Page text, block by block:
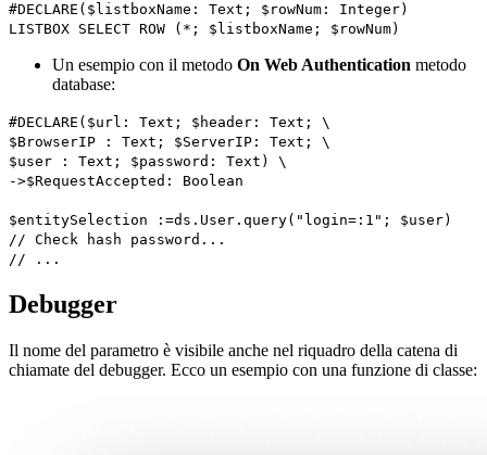
#DECLARE ( $listboxName : Text ; $rowNum : Integer)
LISTBOX SELECT ROW (*; $listboxName ; $rowNum)
Un esempio con il metodo On Web Authentication metodo
database:
#DECLARE ( $url : Text ; $header : Text ; \
$BrowserIP : Text ; $ServerIP : Text ; \
$user : Text ; $password : Text ) \
->$RequestAccepted : Boolean
$entitySelection :=ds . User . query("login=:1"; $user)
// Check hash password...
// ...
Debugger
Il nome del parametro è visibile anche nel riquadro della catena di
chiamate del debugger. Ecco un esempio con una funzione di classe: